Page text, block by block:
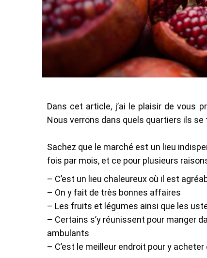
Dans cet article, j’ai le plaisir de vous
Nous verrons dans quels quartiers ils
Sachez que le marché est un lieu
fois par mois, et ce pour plusieurs
– C’est un lieu chaleureux où il est
– On y fait de très bonnes affaires
– Les fruits et légumes ainsi que les
– Certains s’y réunissent pour manger
ambulants
– C’est le meilleur endroit pour y